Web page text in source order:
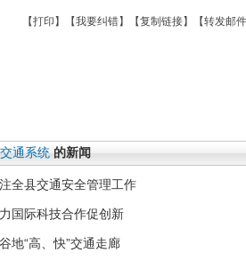
【打印 】【我要纠错】【复制链接】【转发邮件
通系统 的新闻
全县交通安全管理工作
国际科技合作促创新
地“高、快”交通走廊